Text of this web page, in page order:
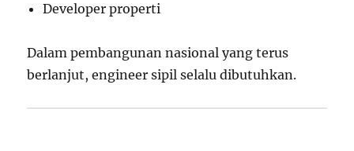
Developer properti
Dalam pembangunan nasional yang terus
berlanjut, engineer sipil selalu dibutuhkan.